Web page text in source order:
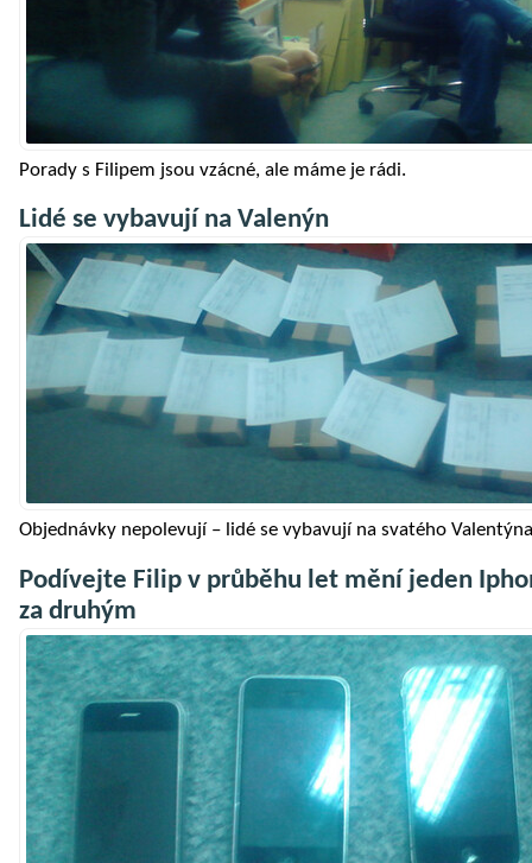
Porady s Filipem jsou vzácné, ale máme je rádi.
Lidé se vybavují na Valenýn
Objednávky nepolevují – lidé se vybavují na svatého
Podívejte Filip v průběhu let mění jeden
za druhým